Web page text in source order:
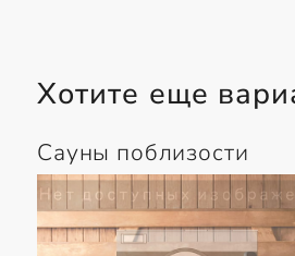
Хотите еще
Сауны поблизости